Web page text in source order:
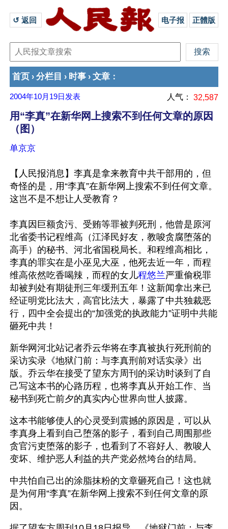
↺ 返回 电子报 正體版
首页 › 分栏目 › 时事 › 文章 ：
2004年10月19日 发表 人气： 32,587
用“李真”在新华网上搜索不到任何文章的原因
（图）
单京京
【人民报消息】李真是拿来教育中共干部用的，但
奇怪的是，用“李真”在新华网上搜索不到任何文章。
这岂不是不想让人受教育？
李真因巨额贪污、受贿等罪被判死刑，他曾是原河
北省委书记程维高（江泽民好友，教唆贪腐堕落的
高手）的秘书、河北省国税局长。和程维高相比，
李真的罪实在是小巫见大巫，他死去近一年，而程
维高依然吃香喝辣，而程的女儿程悠兰严重偷税罪
却被判处有期徒刑三年缓刑五年！这新闻拿出来已
经证明党比法大，高官比法大，暴露了中共独裁恶
行，四中全会提出的“加强党的执政能力”证明中共能
砸死中共！
新华网河北站记者乔云华将在李真被执行死刑前的
采访实录《地狱门前：与李真刑前对话实录》出
版。乔云华在接受了望东方周刊的采访时谈到了自
己写这本书的心路历程，也将李真从开始工作、当
秘书到死亡前夕的真实内心世界向世人披露。
这本书能够使人的心灵受到震撼的原因是，可以从
李真身上看到自己堕落的影子，看到自己周围那些
贪官污吏堕落的影子，也看到了不容好人、教唆人
变坏、维护恶人利益的共产党必然垮台的结局。
中共怕自己出的涂脂抹粉的文章砸死自己！这也就
是为何用“李真”在新华网上搜索不到任何文章的原
因。